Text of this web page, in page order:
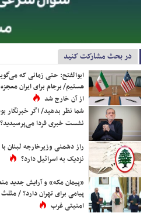
در بحث مشارکت کنید
ابوالفتح: حتی زمانی که
هستیم/ برجام برای ایران
از آن خارج شد
شما نظر بدهید/ اگر خبرنگار
نشست خبری فردا می‌پرسیدید؟
راز دشمنی وزیرخارجه لبنان
نزدیک به اسرائیل دارد؟
«پیمان مکه» و آرایش جدید
پیامی برای تهران دارد؟ / مثلث
امنیتی غرب